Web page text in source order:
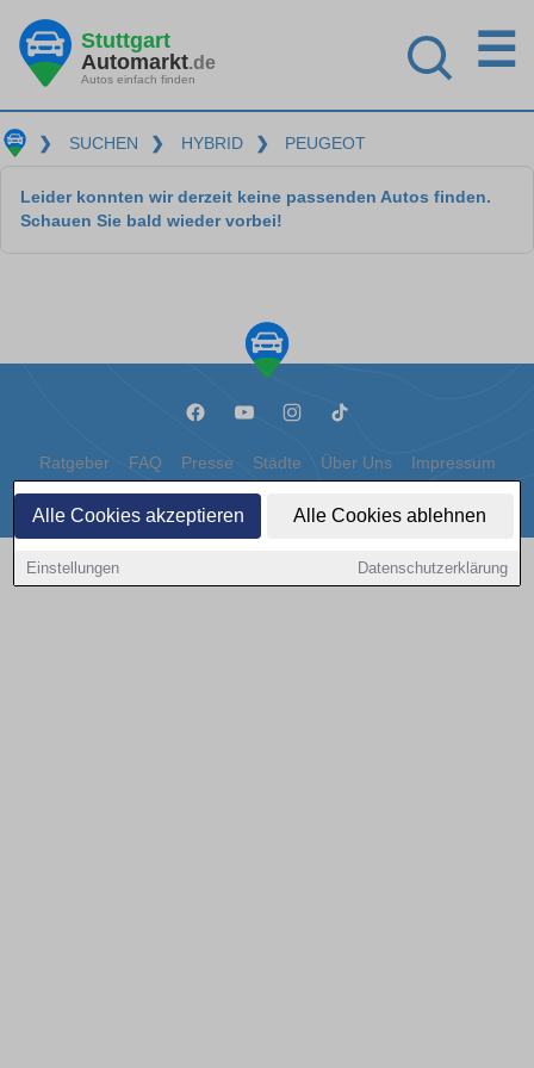
Alle Cookies akzeptieren Alle Cookies ablehnen
Einstellungen Datenschutzerklärung
Stuttgart
Automarkt.de
Autos einfach finden
☰
❯ SUCHEN ❯ HYBRID ❯ PEUGEOT
Leider konnten wir derzeit keine passenden Autos finden.
Schauen Sie bald wieder vorbei!
Ratgeber FAQ Presse Städte Über Uns Impressum
Datenschutz Cookies
Copyright © 2000 - 2026 | 1A Infosysteme GmbH | Content by: 1a-sites-autos